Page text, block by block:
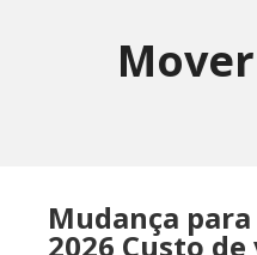
Mudança
2026 Custo